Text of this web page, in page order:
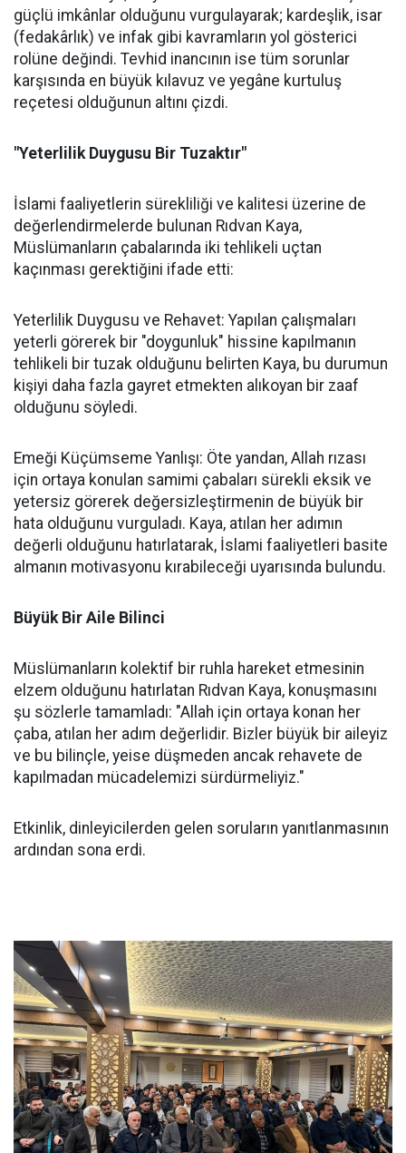
güçlü imkânlar olduğunu vurgulayarak; kardeşlik, isar
(fedakârlık) ve infak gibi kavramların yol gösterici
rolüne değindi. Tevhid inancının ise tüm sorunlar
karşısında en büyük kılavuz ve yegâne kurtuluş
reçetesi olduğunun altını çizdi.
"Yeterlilik Duygusu Bir Tuzaktır"
İslami faaliyetlerin sürekliliği ve kalitesi üzerine de
değerlendirmelerde bulunan Rıdvan Kaya,
Müslümanların çabalarında iki tehlikeli uçtan
kaçınması gerektiğini ifade etti:
Yeterlilik Duygusu ve Rehavet: Yapılan çalışmaları
yeterli görerek bir "doygunluk" hissine kapılmanın
tehlikeli bir tuzak olduğunu belirten Kaya, bu durumun
kişiyi daha fazla gayret etmekten alıkoyan bir zaaf
olduğunu söyledi.
Emeği Küçümseme Yanlışı: Öte yandan, Allah rızası
için ortaya konulan samimi çabaları sürekli eksik ve
yetersiz görerek değersizleştirmenin de büyük bir
hata olduğunu vurguladı. Kaya, atılan her adımın
değerli olduğunu hatırlatarak, İslami faaliyetleri basite
almanın motivasyonu kırabileceği uyarısında bulundu.
Büyük Bir Aile Bilinci
Müslümanların kolektif bir ruhla hareket etmesinin
elzem olduğunu hatırlatan Rıdvan Kaya, konuşmasını
şu sözlerle tamamladı: "Allah için ortaya konan her
çaba, atılan her adım değerlidir. Bizler büyük bir aileyiz
ve bu bilinçle, yeise düşmeden ancak rehavete de
kapılmadan mücadelemizi sürdürmeliyiz."
Etkinlik, dinleyicilerden gelen soruların yanıtlanmasının
ardından sona erdi.